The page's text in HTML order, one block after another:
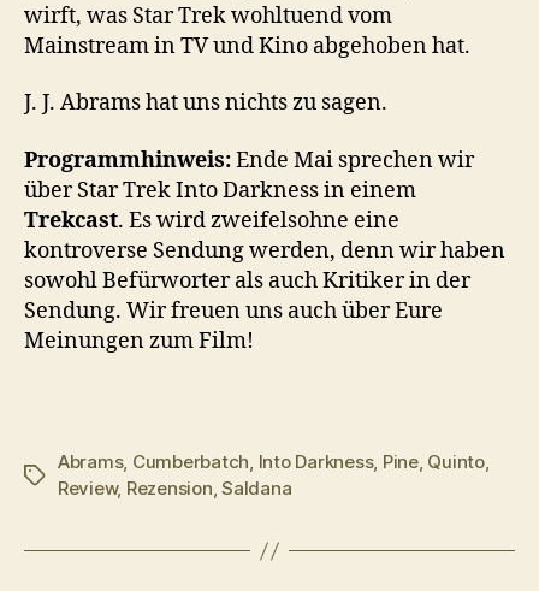
wirft, was Star Trek wohltuend vom
Mainstream in TV und Kino abgehoben hat.
J. J. Abrams hat uns nichts zu sagen.
Programmhinweis:Ende Mai sprechen wir
über Star Trek Into Darkness in einem
Trekcast. Es wird zweifelsohne eine
kontroverse Sendung werden, denn wir haben
sowohl Befürworter als auch Kritiker in der
Sendung. Wir freuen uns auch über Eure
Meinungen zum Film!
Schlagwörter
Abrams, Cumberbatch, Into Darkness, Pine, Quinto,
Review, Rezension,Saldana